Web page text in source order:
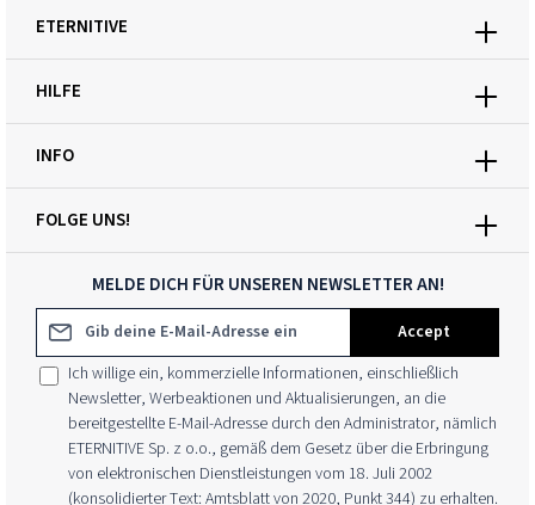
MELDE DICH FÜR UNSEREN NEWSLETTER AN!
E-Mail-Adresse*
Accept
Ich willige ein, kommerzielle Informationen, einschließlich
Newsletter, Werbeaktionen und Aktualisierungen, an die
bereitgestellte E-Mail-Adresse durch den Administrator, nämlich
ETERNITIVE Sp. z o.o., gemäß dem Gesetz über die Erbringung
von elektronischen Dienstleistungen vom 18. Juli 2002
(konsolidierter Text: Amtsblatt von 2020, Punkt 344) zu erhalten.
FOLGE UNS!
ETERNITIVE
HILFE
INFO